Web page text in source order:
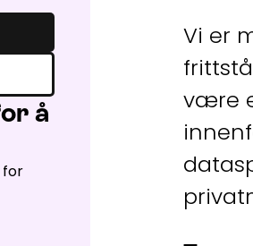
Vi er
være
å
for